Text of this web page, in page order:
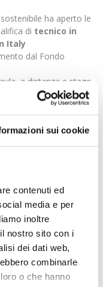
sui cookie
contenuti ed
media e per
inoltre
nostro sito con i
dei dati web,
combinarle
o che hanno
ha aperto le
di tecnico in
Italy
dal Fondo
a distanza e stage
nell'ambito
del prodotto
attiva nella docenza
con un reddito al di
di diploma di
professionale di
del numero